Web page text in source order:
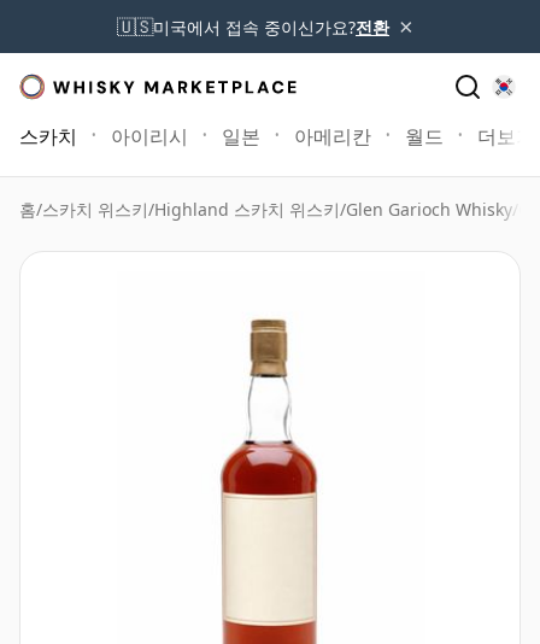
🇺🇸미국에서 접속 중이신가요?전환 ×
스카치 아이리시 일본 아메리칸 월드 더보기
홈/스카치 위스키/Highland 스카치 위스키/Glen Garioch Whisky/